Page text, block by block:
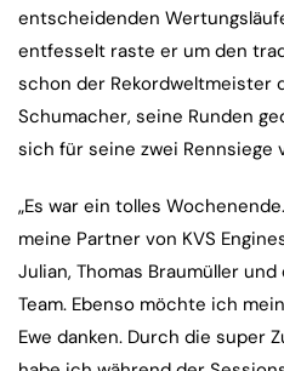
entscheidenden
entfesselt raste er um den
schon der Rekordweltmeister
Schumacher, seine Runden
sich für seine zwei Rennsiege
„Es war ein tolles
meine Partner von KVS
Julian, Thomas Braumüller und
Team. Ebenso möchte ich
Ewe danken. Durch die super